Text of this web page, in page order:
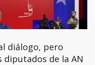
diálogo, pero
diputados de la AN